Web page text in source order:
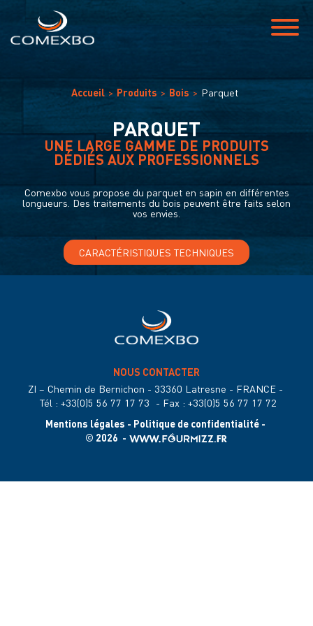
Accueil Produits Bois Parquet
PARQUET
UNE LARGE GAMME DE PRODUITS
DÉDIÉS AUX PROFESSIONNELS
Comexbo vous propose du parquet en sapin en différentes
longueurs. Des traitements du bois peuvent être faits selon
vos envies.
CARACTÉRISTIQUES TECHNIQUES
NOUS CONTACTER
ZI – Chemin de Bernichon - 33360 Latresne - FRANCE-
Tél : +33(0)5 56 77 17 73
- Fax : +33(0)5 56 77 17 72
Mentions légales - Politique de confidentialité -
© 2026 -